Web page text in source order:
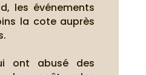
les événements
la cote auprès
ont abusé des